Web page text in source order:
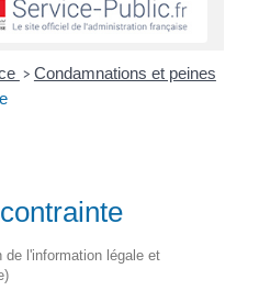
> Condamnations et peines
de l'information légale et